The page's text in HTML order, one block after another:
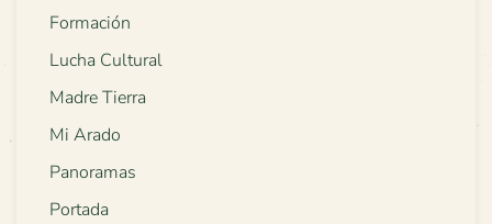
Formación
Lucha Cultural
Madre Tierra
Mi Arado
Panoramas
Portada